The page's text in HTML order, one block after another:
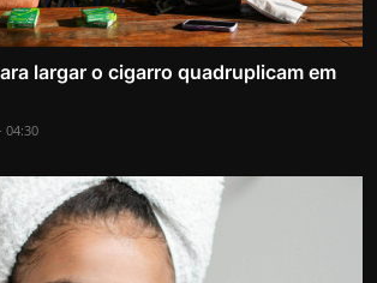
largar o cigarro quadruplicam em
04:30